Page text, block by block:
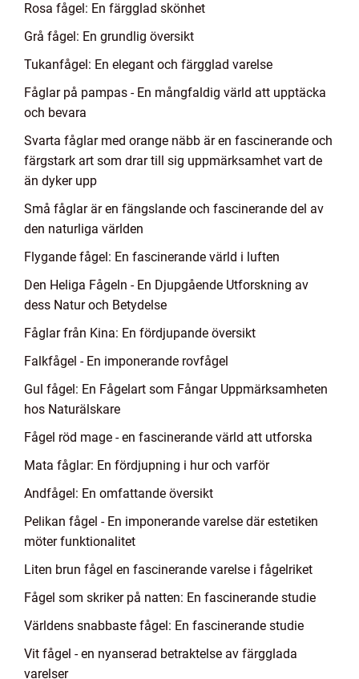
Rosa fågel: En färgglad skönhet
Grå fågel: En grundlig översikt
Tukanfågel: En elegant och färgglad varelse
Fåglar på pampas - En mångfaldig värld att upptäcka
och bevara
Svarta fåglar med orange näbb är en fascinerande och
färgstark art som drar till sig uppmärksamhet vart de
än dyker upp
Små fåglar är en fängslande och fascinerande del av
den naturliga världen
Flygande fågel: En fascinerande värld i luften
Den Heliga Fågeln - En Djupgående Utforskning av
dess Natur och Betydelse
Fåglar från Kina: En fördjupande översikt
Falkfågel - En imponerande rovfågel
Gul fågel: En Fågelart som Fångar Uppmärksamheten
hos Naturälskare
Fågel röd mage - en fascinerande värld att utforska
Mata fåglar: En fördjupning i hur och varför
Andfågel: En omfattande översikt
Pelikan fågel - En imponerande varelse där estetiken
möter funktionalitet
Liten brun fågel en fascinerande varelse i fågelriket
Fågel som skriker på natten: En fascinerande studie
Världens snabbaste fågel: En fascinerande studie
Vit fågel - en nyanserad betraktelse av färgglada
varelser